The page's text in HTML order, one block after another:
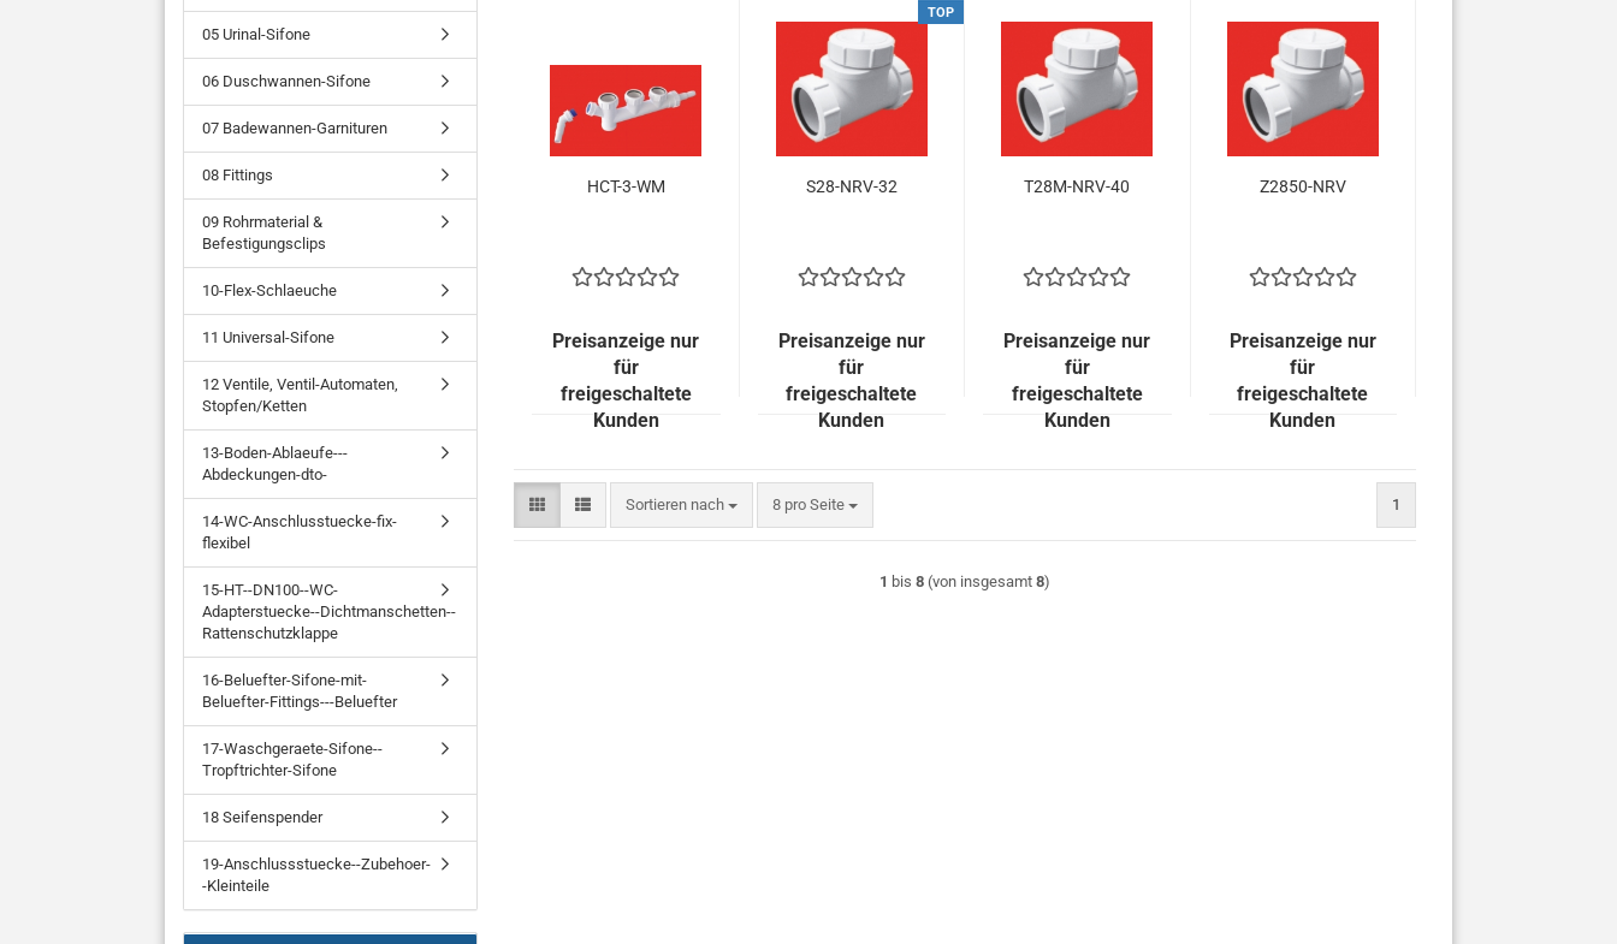
HCT-3-WM
Preisanzeige nur
für
freigeschaltete
Kunden
TOP
S28-NRV-32
Preisanzeige nur
für
freigeschaltete
Kunden
T28M-NRV-40
Preisanzeige nur
für
freigeschaltete
Kunden
Z2850-NRV
Preisanzeige nur
für
freigeschaltete
Kunden
Sortieren nach
Sortieren nach 8 pro Seite
pro Seite 1
1 bis 8 (von insgesamt 8)
05 Urinal-Sifone
06 Duschwannen-Sifone
07 Badewannen-Garnituren
08 Fittings
09 Rohrmaterial &
Befestigungsclips
10-Flex-Schlaeuche
11 Universal-Sifone
12 Ventile, Ventil-Automaten,
Stopfen/Ketten
13-Boden-Ablaeufe---
Abdeckungen-dto-
14-WC-Anschlusstuecke-fix-
flexibel
15-HT--DN100--WC-
Adapterstuecke--Dichtmanschetten--
Rattenschutzklappe
16-Beluefter-Sifone-mit-
Beluefter-Fittings---Beluefter
17-Waschgeraete-Sifone--
Tropftrichter-Sifone
18 Seifenspender
19-Anschlussstuecke--Zubehoer-
-Kleinteile